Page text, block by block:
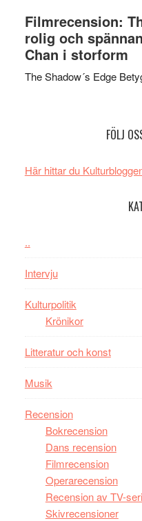
Filmrecension:
rolig och
Chan i storform
The Shadow´s Edge
FÖLJ
Här hittar du
..
Intervju
Kulturpolitik
Krönikor
Litteratur och konst
Musik
Recension
Bokrecension
Dans recension
Filmrecension
Operarecension
Recension av TV-
Skivrecensioner